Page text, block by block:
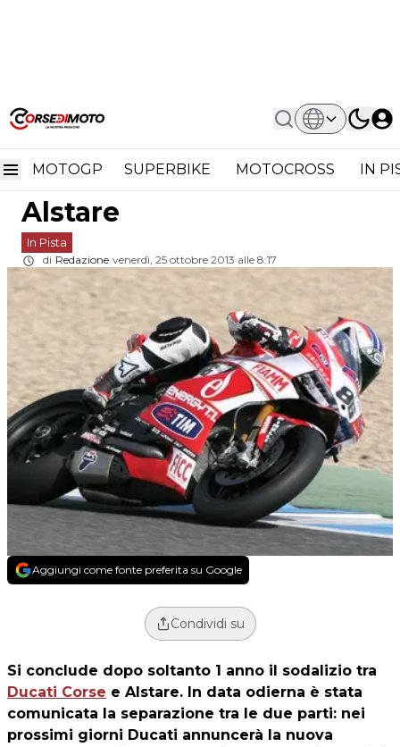
MOTOGP SUPERBIKE MOTOCROSS IN
Home In Pista
Superbike: Ufficiale Il Divorzio Tra
Superbike: ufficiale il
divorzio tra Ducati e
Alstare
In Pista
di Redazione venerdì, 25 ottobre 2013 alle 8:17
Aggiungi come fonte preferita su Google
Condividi su
Si conclude dopo soltanto 1 anno il sodalizio tra
Ducati Corse e Alstare. In data odierna è stata
comunicata la separazione tra le due parti: nei
prossimi giorni Ducati annuncerà la nuova